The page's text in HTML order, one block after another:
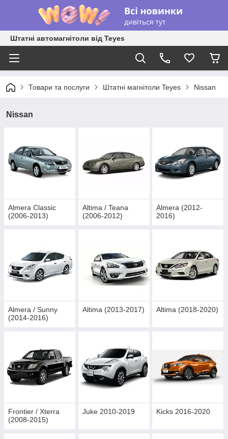
Штатні автомагнітоли від Teyes
Товари та послуги Штатні магнітоли Teyes Nissan
Nissan
Almera Classic
(2006-2013)
Altima / Teana
(2006-2012)
Almera (2012-
2016)
Almera / Sunny
(2014-2016)
Altima (2013-2017) Altima (2018-2020)
Frontier / Xterra
(2008-2015)
Juke 2010-2019 Kicks 2016-2020